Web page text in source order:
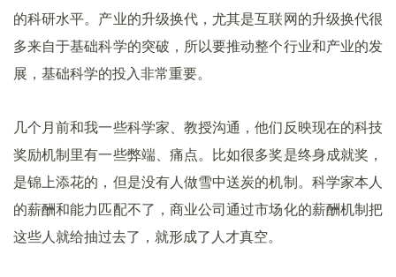
的科研水平。产业的升级换代，尤其是互联网的升级换代很
多来自于基础科学的突破，所以要推动整个行业和产业的发
展，基础科学的投入非常重要。
几个月前和我一些科学家、教授沟通，他们反映现在的科技
奖励机制里有一些弊端、痛点。比如很多奖是终身成就奖，
是锦上添花的，但是没有人做雪中送炭的机制。科学家本人
的薪酬和能力匹配不了，商业公司通过市场化的薪酬机制把
这些人就给抽过去了，就形成了人才真空。